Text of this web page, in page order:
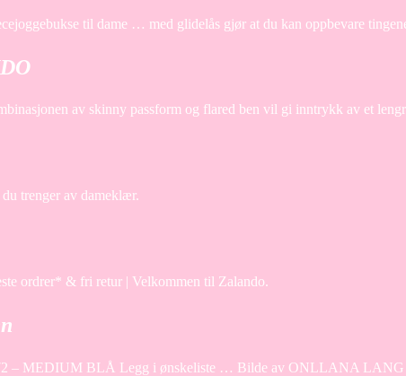
til dame … med glidelås gjør at du kan oppbevare
av skinny passform og flared ben vil gi inntrykk av et
trenger av dameklær.
ordrer* & fri retur | Velkommen til Zalando.
– MEDIUM BLÅ Legg i ønskeliste … Bilde av ONLLANA